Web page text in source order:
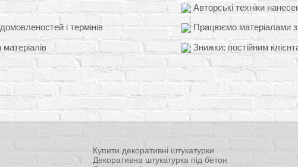
і термінів
Авторські техніки
Працюємо матеріалами з
Знижки: постійним
Купити декоративні штукатурки
Декоративна штукатурка під бетон